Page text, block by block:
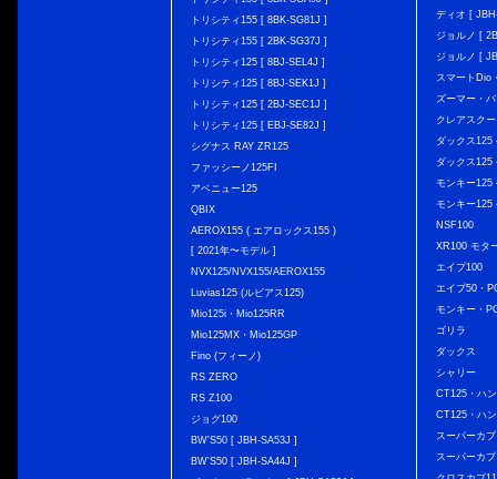
トリシティ155 [ 8BK-SG81J ]
トリシティ155 [ 2BK-SG37J ]
トリシティ125 [ 8BJ-SEL4J ]
トリシティ125 [ 8BJ-SEK1J ]
トリシティ125 [ 2BJ-SEC1J ]
トリシティ125 [ EBJ-SE82J ]
シグナス RAY ZR125
ファッシーノ125FI
アベニュー125
QBIX
AEROX155 ( エアロックス155 )
[ 2021年〜モデル ]
NVX125/NVX155/AEROX155
Luvias125 (ルビアス125)
Mio125i・Mio125RR
Mio125MX・Mio125GP
Fino (フィーノ)
RS ZERO
RS Z100
ジョグ100
BW'S50 [ JBH-SA53J ]
BW'S50 [ JBH-SA44J ]
ディオ [
ジョルノ [
ジョルノ [
スマートDio
ズーマー・
クレアスク
ダックス
ダックス
モンキー
モンキー125
NSF100
XR100 モタ
エイプ100
エイプ50・
モンキー・
ゴリラ
ダックス
シャリー
CT125・ハ
CT125・ハ
スーパーカ
スーパーカ